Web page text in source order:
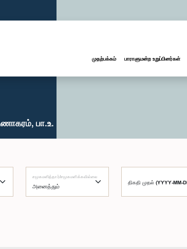
முதற்பக்கம் பாராளுமன்ற உறுப்பினர்கள்
பா.உ.
சமூகமளித்தார்/சமூகமளிக்கவில்லை
திகதி முதல் (YYYY-MM-